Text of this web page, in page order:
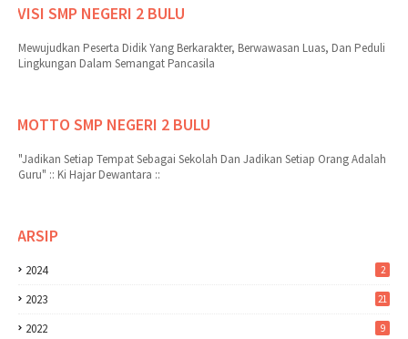
VISI SMP NEGERI 2 BULU
Mewujudkan Peserta Didik Yang Berkarakter, Berwawasan Luas, Dan Peduli
Lingkungan Dalam Semangat Pancasila
MOTTO SMP NEGERI 2 BULU
"Jadikan Setiap Tempat Sebagai Sekolah Dan Jadikan Setiap Orang Adalah
Guru" :: Ki Hajar Dewantara ::
ARSIP
2024 2
2023 21
2022 9